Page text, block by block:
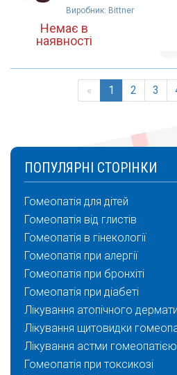
Виробник: Bittner
Немає в
наявності
« 1 2 3
ПОПУЛЯРНІ СТОРІНКИ
Гомеопатія для дітей
Гомеопатія від глистів
Гомеопатія в гінекології
Гомеопатія при алергії
Гомеопатія при бронхіті
Гомеопатія при діабеті
Лікування атопічного
Лікування щитовидки
Лікування астми гомеопатією
Гомеопатія при токсикозі